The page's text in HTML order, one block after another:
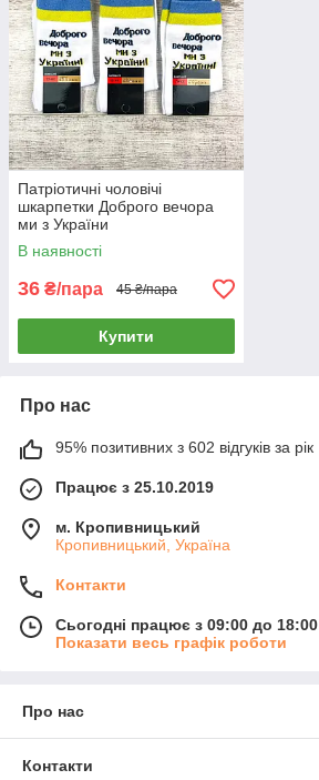
Патріотичні чоловічі
шкарпетки Доброго вечора
ми з України
В наявності
36 ₴/пара 45 ₴/пара
Купити
Про нас
95% позитивних з 602 відгуків за рік
Працює з 25.10.2019
м. Кропивницький
Кропивницький, Україна
Контакти
Сьогодні працює з 09:00 до 18:00
Показати весь графік роботи
Про нас
Контакти